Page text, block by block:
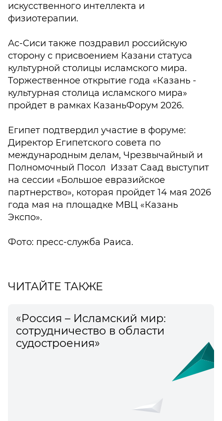
искусственного интеллекта и
физиотерапии.
Ас-Сиси также поздравил российскую
сторону с присвоением Казани статуса
культурной столицы исламского мира.
Торжественное открытие года «Казань -
культурная столица исламского мира»
пройдет в рамках КазаньФорум 2026.
Египет подтвердил участие в форуме:
Директор Египетского совета по
международным делам, Чрезвычайный и
Полномочный Посол Иззат Саад выступит
на сессии «Большое евразийское
партнерство», которая пройдет 14 мая 2026
года мая на площадке МВЦ «Казань
Экспо».
Фото: пресс-служба Раиса.
ЧИТАЙТЕ ТАКЖЕ
«Россия – Исламский мир:
сотрудничество в области
судостроения»